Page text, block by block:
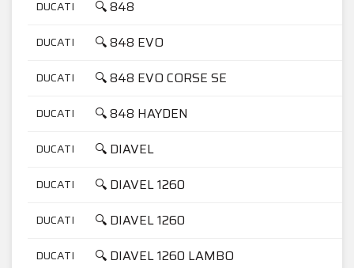
DUCATI 🔍 848
DUCATI 🔍 848 EVO
DUCATI 🔍 848 EVO CORSE SE
DUCATI 🔍 848 HAYDEN
DUCATI 🔍 DIAVEL
DUCATI 🔍 DIAVEL 1260
DUCATI 🔍 DIAVEL 1260
DUCATI 🔍 DIAVEL 1260 LAMBO